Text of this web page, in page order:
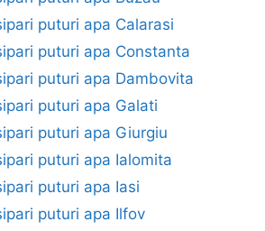
puturi apa Calarasi
puturi apa Constanta
puturi apa Dambovita
puturi apa Galati
puturi apa Giurgiu
puturi apa Ialomita
puturi apa Iasi
puturi apa Ilfov